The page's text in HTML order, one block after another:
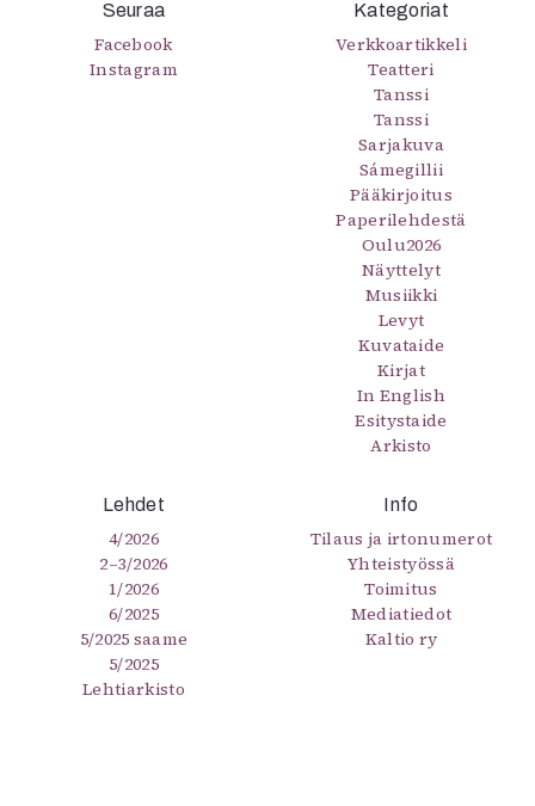
Seuraa
Facebook
Instagram
Kategoriat
Verkkoartikkeli
Teatteri
Tanssi
Tanssi
Sarjakuva
Sámegillii
Pääkirjoitus
Paperilehdestä
Oulu2026
Näyttelyt
Musiikki
Levyt
Kuvataide
Kirjat
In English
Esitystaide
Arkisto
Lehdet
4/2026
2–3/2026
1/2026
6/2025
5/2025 saame
5/2025
Lehtiarkisto
Info
Tilaus ja irtonumerot
Yhteistyössä
Toimitus
Mediatiedot
Kaltio ry